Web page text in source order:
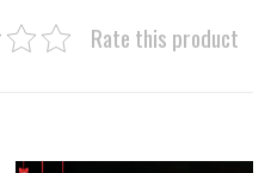
Rate this product